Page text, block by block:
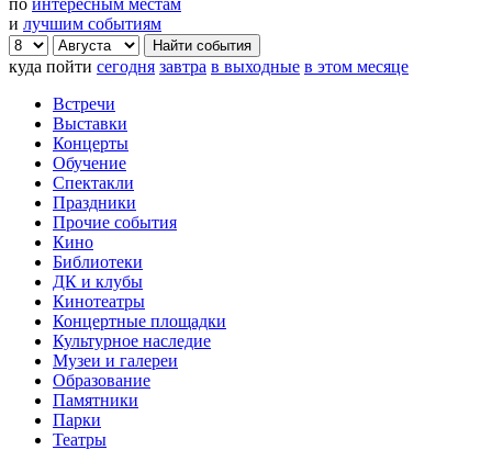
по интересным местам
и лучшим событиям
куда пойти сегодня завтра в выходные в этом месяце
Встречи
Выставки
Концерты
Обучение
Спектакли
Праздники
Прочие события
Кино
Библиотеки
ДК и клубы
Кинотеатры
Концертные площадки
Культурное наследие
Музеи и галереи
Образование
Памятники
Парки
Театры